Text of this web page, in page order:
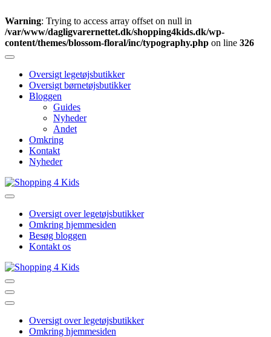
Warning: Trying to access array offset on null in
/var/www/dagligvarernettet.dk/shopping4kids.dk/wp-
content/themes/blossom-floral/inc/typography.php on line 326
Skip
content
(Press
Enter)
Oversigt legetøjsbutikker
Oversigt børnetøjsbutikker
Bloggen
Guides
Nyheder
Andet
Omkring
Kontakt
Nyheder
Shopping 4 Kids
Oversigt over legetøjsbutikker
Omkring hjemmesiden
Besøg bloggen
Kontakt os
Shopping 4 Kids
Oversigt over legetøjsbutikker
Omkring hjemmesiden